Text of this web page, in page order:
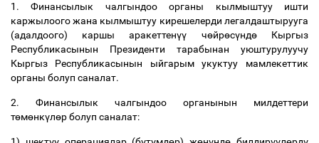
1. Финансылык чалгындоо органы кылмыштуу ишти
каржылоого жана кылмыштуу кирешелерди легалдаштырууга
(адалдоого) каршы аракеттенүү чөйрөсүндөКыргыз
Республикасынын Президенти тарабынан уюштурулуучу
Кыргыз Республикасынын ыйгарым укуктуу мамлекеттик
органы болуп саналат.
2. Финансылык чалгындоо органынын милдеттери
төмөнкүлөр болуп саналат: